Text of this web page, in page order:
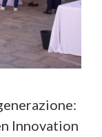
Innovation